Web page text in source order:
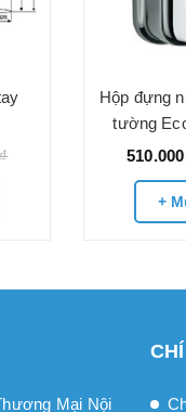
Hộp đựng
tường
+
Mại Nội